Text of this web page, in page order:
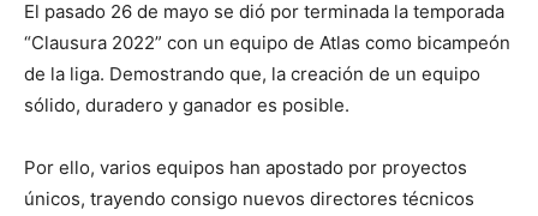
El pasado 26 de mayo se dió por terminada la temporada
“Clausura 2022” con un equipo de Atlas como bicampeón
de la liga. Demostrando que, la creación de un equipo
sólido, duradero y ganador es posible.
Por ello, varios equipos han apostado por proyectos
únicos, trayendo consigo nuevos directores técnicos